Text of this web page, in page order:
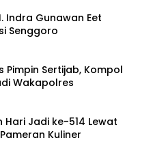
Indra Gunawan Eet
Senggoro
Pimpin Sertijab, Kompol
Wakapolres
Hari Jadi ke-514 Lewat
Kuliner